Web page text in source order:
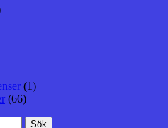
(1)
(66)